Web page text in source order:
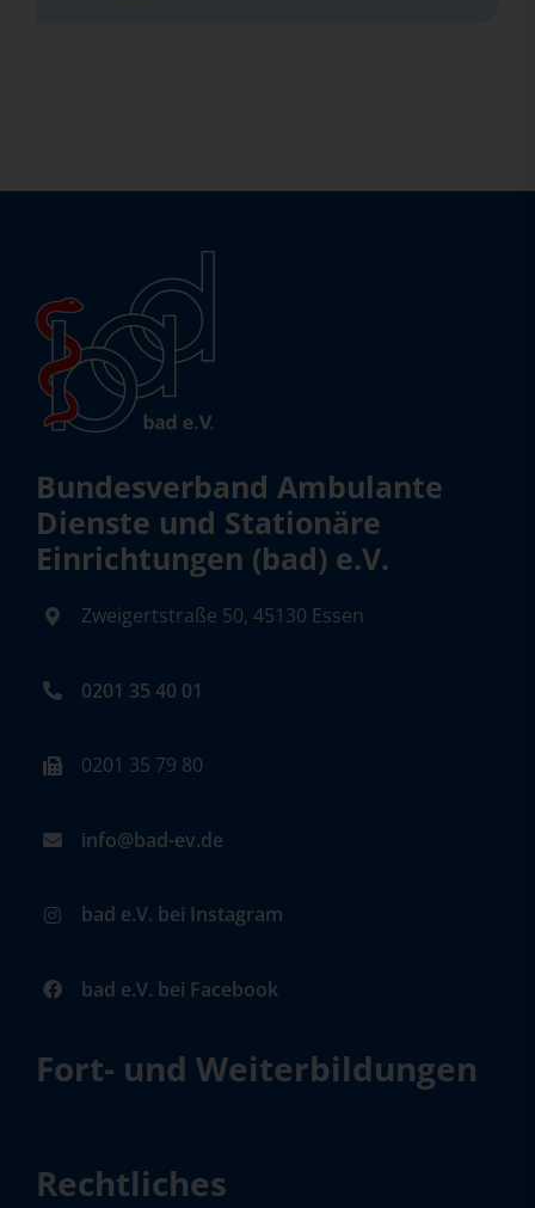
Bundesverband Ambulante
Dienste und Stationäre
Einrichtungen (bad) e.V.
Zweigertstraße 50, 45130 Essen
0201 35 40 01
0201 35 79 80
info@bad-ev.de
bad e.V. bei Instagram
bad e.V. bei Facebook
Fort- und Weiterbildungen
Rechtliches